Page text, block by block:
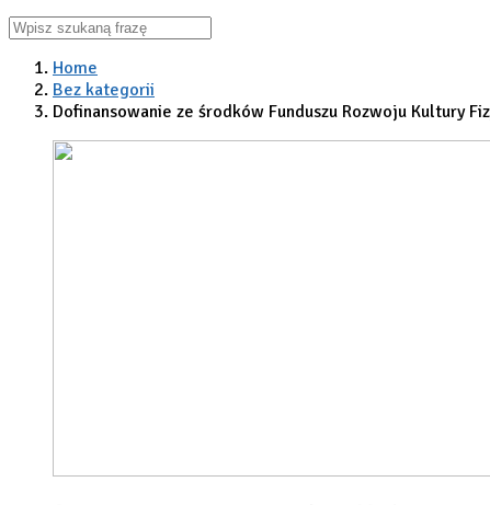
Home
Bez kategorii
Dofinansowanie ze środków Funduszu Rozwoju Kultury